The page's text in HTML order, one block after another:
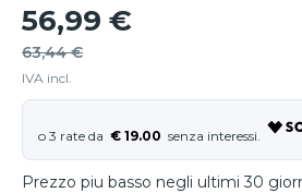
56,99 €
63,44 €
IVA incl.
€ 19.00
Prezzo piu basso negli ultimi 30